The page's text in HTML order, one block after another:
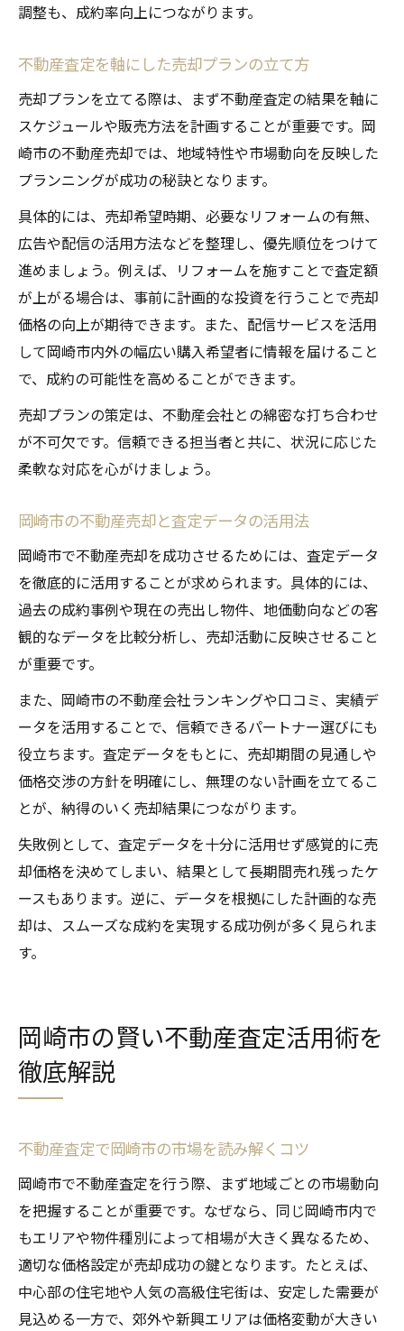
調整も、成約率向上につながります。
不動産査定を軸にした売却プランの立て方
売却プランを立てる際は、まず不動産査定の結果を軸に
スケジュールや販売方法を計画することが重要です。岡
崎市の不動産売却では、地域特性や市場動向を反映した
プランニングが成功の秘訣となります。
具体的には、売却希望時期、必要なリフォームの有無、
広告や配信の活用方法などを整理し、優先順位をつけて
進めましょう。例えば、リフォームを施すことで査定額
が上がる場合は、事前に計画的な投資を行うことで売却
価格の向上が期待できます。また、配信サービスを活用
して岡崎市内外の幅広い購入希望者に情報を届けること
で、成約の可能性を高めることができます。
売却プランの策定は、不動産会社との綿密な打ち合わせ
が不可欠です。信頼できる担当者と共に、状況に応じた
柔軟な対応を心がけましょう。
岡崎市の不動産売却と査定データの活用法
岡崎市で不動産売却を成功させるためには、査定データ
を徹底的に活用することが求められます。具体的には、
過去の成約事例や現在の売出し物件、地価動向などの客
観的なデータを比較分析し、売却活動に反映させること
が重要です。
また、岡崎市の不動産会社ランキングや口コミ、実績デ
ータを活用することで、信頼できるパートナー選びにも
役立ちます。査定データをもとに、売却期間の見通しや
価格交渉の方針を明確にし、無理のない計画を立てるこ
とが、納得のいく売却結果につながります。
失敗例として、査定データを十分に活用せず感覚的に売
却価格を決めてしまい、結果として長期間売れ残ったケ
ースもあります。逆に、データを根拠にした計画的な売
却は、スムーズな成約を実現する成功例が多く見られま
す。
岡崎市の賢い不動産査定活用術を
徹底解説
不動産査定で岡崎市の市場を読み解くコツ
岡崎市で不動産査定を行う際、まず地域ごとの市場動向
を把握することが重要です。なぜなら、同じ岡崎市内で
もエリアや物件種別によって相場が大きく異なるため、
適切な価格設定が売却成功の鍵となります。たとえば、
中心部の住宅地や人気の高級住宅街は、安定した需要が
見込める一方で、郊外や新興エリアは価格変動が大きい